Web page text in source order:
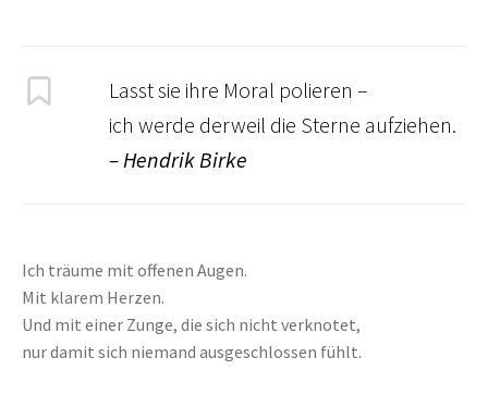
Lasst sie ihre Moral polieren –
ich werde derweil die Sterne aufziehen.
– Hendrik Birke
Ich träume mit offenen Augen.
Mit klarem Herzen.
Und mit einer Zunge, die sich nicht verknotet,
nur damit sich niemand ausgeschlossen fühlt.